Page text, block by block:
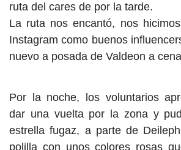
ruta del cares de por la tarde.
La ruta nos encantó, nos
Instagram como buenos
nuevo a posada de Valdeon a
Por la noche, los voluntarios
dar una vuelta por la zona y
estrella fugaz, a parte de
polilla con unos colores rosas